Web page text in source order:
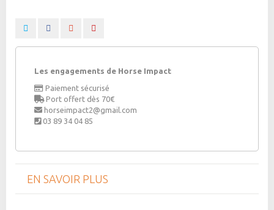
Les engagements de Horse Impact
Paiement sécurisé
Port offert dès 70€
horseimpact2@gmail.com
03 89 34 04 85
EN SAVOIR PLUS